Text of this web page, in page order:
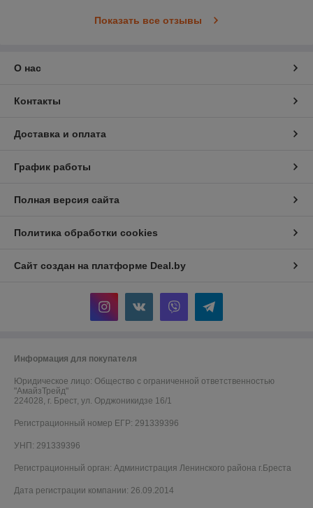
Показать все отзывы
О нас
Контакты
Доставка и оплата
График работы
Полная версия сайта
Политика обработки cookies
Сайт создан на платформе Deal.by
Информация для покупателя
Юридическое лицо: Общество с ограниченной ответственностью
"АмайзТрейд"
224028, г. Брест, ул. Орджоникидзе 16/1
Регистрационный номер ЕГР: 291339396
УНП: 291339396
Регистрационный орган: Администрация Ленинского района г.Бреста
Дата регистрации компании: 26.09.2014